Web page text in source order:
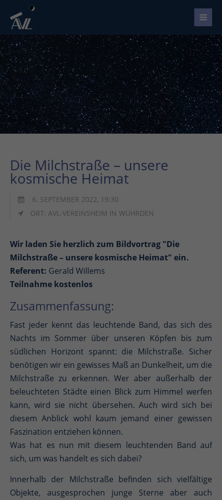
Die Milchstraße – unsere
kosmische Heimat
6. SEPTEMBER 2022, 19:30
ORT: AVL-VEREINSHEIM IN WÜHRDEN
Wir laden Sie herzlich zum Bildvortrag "Die
Milchstraße – unsere kosmische Heimat" ein.
Referent: Gerald Willems
Teilnahme kostenlos
Zusammenfassung:
Fast jeder kennt das leuchtende Band, das sich des
Nachts im Sommer über unseren Köpfen bis zum
südlichen Horizont spannt: die Milchstraße. Sicher
benötigen wir ein gewisses Maß an Dunkelheit, um die
Milchstraße zu erkennen. Wer aber außerhalb der
beleuchteten Städte einen Blick zum Himmel werfen
kann, wird sie nicht übersehen. Auch wird sich bei
diesem Anblick wohl kaum jemand einer gewissen
Faszination entziehen können.
Was hat es nun mit diesem leuchtenden Band auf
sich, um was handelt es sich dabei?
Innerhalb der Milchstraße befinden sich vielfältige
Objekte, ausgesprochen junge Sterne aber auch